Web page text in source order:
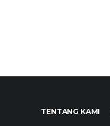
TENTANG KAMI